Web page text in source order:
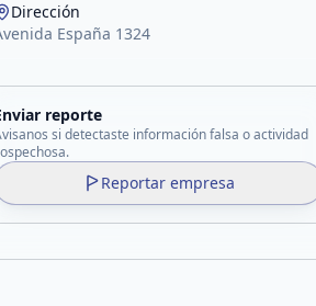
Dirección
España 1324
reporte
si detectaste información falsa o actividad
Reportar empresa